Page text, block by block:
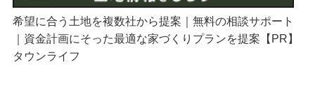
希望に合う土地を複数社から提案｜無料の相談サポート
｜資金計画にそった最適な家づくりプランを提案【PR】
タウンライフ